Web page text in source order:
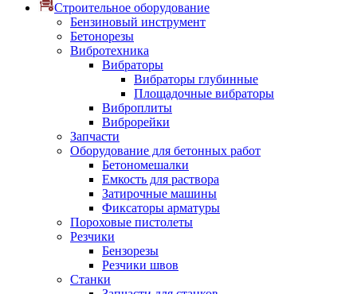
Строительное оборудование
Бензиновый инструмент
Бетонорезы
Вибротехника
Вибраторы
Вибраторы глубинные
Площадочные вибраторы
Виброплиты
Виброрейки
Запчасти
Оборудование для бетонных работ
Бетономешалки
Емкость для раствора
Затирочные машины
Фиксаторы арматуры
Пороховые пистолеты
Резчики
Бензорезы
Резчики швов
Станки